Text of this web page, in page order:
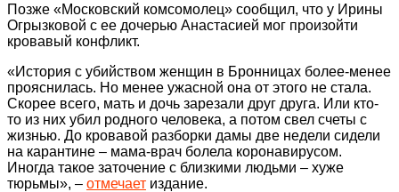
Позже «Московский комсомолец» сообщил, что у Ирины
Огрызковой с ее дочерью Анастасией мог произойти
кровавый конфликт.
«История с убийством женщин в Бронницах более-менее
прояснилась. Но менее ужасной она от этого не стала.
Скорее всего, мать и дочь зарезали друг друга. Или кто-
то из них убил родного человека, а потом свел счеты с
жизнью. До кровавой разборки дамы две недели сидели
на карантине – мама-врач болела коронавирусом.
Иногда такое заточение с близкими людьми – хуже
тюрьмы», – отмечает издание.